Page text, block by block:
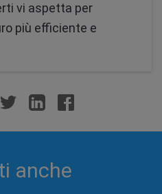
vi aspetta per
più efficiente e
anche